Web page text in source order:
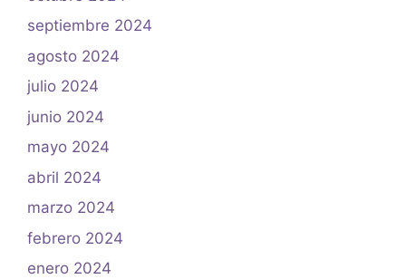
septiembre 2024
agosto 2024
julio 2024
junio 2024
mayo 2024
abril 2024
marzo 2024
febrero 2024
enero 2024